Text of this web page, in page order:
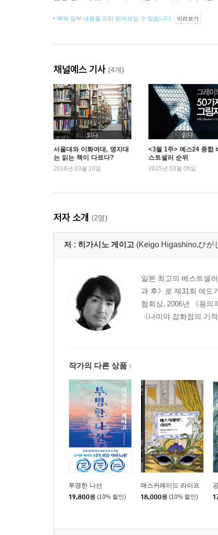
책의 일부 내용을 미리 읽어보실 수 있습니다. 미리보기
채널예스 기사 (4개)
읽다
서울대와 이화여대, 명지대
는 읽는 책이 다르다?
2016년 03월 10일
읽다
<3월 1주> 예스24 종합
스트셀러 순위
2015년 03월 06일
저자 소개 (2명)
저 : 히가시노 게이고 (Keigo Higashino,ひが
일본 최고의 베스트셀
과 후》로 제31회 에도
협회상, 2006년 《용의
《나미야 잡화점의 기
작가의 다른 상품
투명한 나선
19,800원 (10% 할인)
매스커레이드 라이프
18,000원 (10% 할인)